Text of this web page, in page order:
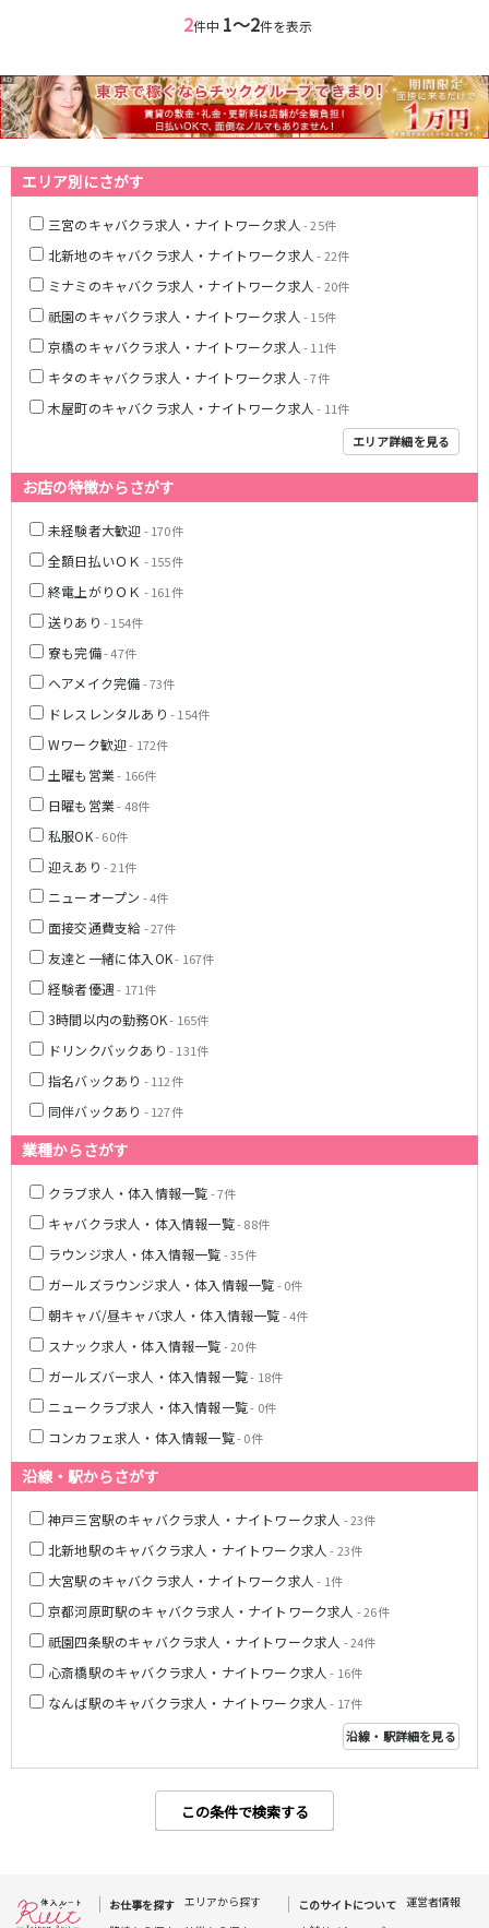
2件中 1〜2件を表示
エリア別にさがす
三宮のキャバクラ求人・ナイトワーク求人 - 25件
北新地のキャバクラ求人・ナイトワーク求人 - 22件
ミナミのキャバクラ求人・ナイトワーク求人 - 20件
祇園のキャバクラ求人・ナイトワーク求人 - 15件
京橋のキャバクラ求人・ナイトワーク求人 - 11件
キタのキャバクラ求人・ナイトワーク求人 - 7件
木屋町のキャバクラ求人・ナイトワーク求人 - 11件
エリア詳細を見る
お店の特徴からさがす
未経験者大歓迎- 170件
全額日払いＯＫ - 155件
終電上がりＯＫ - 161件
送りあり - 154件
寮も完備- 47件
ヘアメイク完備- 73件
ドレスレンタルあり - 154件
Wワーク歓迎- 172件
土曜も営業- 166件
日曜も営業- 48件
私服OK- 60件
迎えあり - 21件
ニューオープン - 4件
面接交通費支給- 27件
友達と一緒に体入OK- 167件
経験者優遇- 171件
3時間以内の勤務OK- 165件
ドリンクバックあり - 131件
指名バックあり - 112件
同伴バックあり - 127件
業種からさがす
クラブ求人・体入情報一覧- 7件
キャバクラ求人・体入情報一覧- 88件
ラウンジ求人・体入情報一覧- 35件
ガールズラウンジ求人・体入情報一覧- 0件
朝キャバ/昼キャバ求人・体入情報一覧- 4件
スナック求人・体入情報一覧- 20件
ガールズバー求人・体入情報一覧- 18件
ニュークラブ求人・体入情報一覧- 0件
コンカフェ求人・体入情報一覧- 0件
沿線・駅からさがす
神戸三宮駅のキャバクラ求人・ナイトワーク求人 - 23件
北新地駅のキャバクラ求人・ナイトワーク求人 - 23件
大宮駅のキャバクラ求人・ナイトワーク求人 - 1件
京都河原町駅のキャバクラ求人・ナイトワーク求人 - 26件
祇園四条駅のキャバクラ求人・ナイトワーク求人 - 24件
心斎橋駅のキャバクラ求人・ナイトワーク求人 - 16件
なんば駅のキャバクラ求人・ナイトワーク求人 - 17件
沿線・駅詳細を見る
この条件で検索する
夙川駅
近鉄大阪線
大和八木駅
布施駅
近鉄八尾駅
南海高野線(りんかんサンライン)
堺東駅 今宮戎駅
Osaka Metro谷町線
東梅田駅
中崎町駅
守口駅
姫路駅
東加古川駅
明石駅
神戸駅
山陽電鉄本線
山陽姫路駅
山陽明石駅
阪急宝塚本線
阪神本線
福島駅
JR山陽本線(姫路～岡山)
姫路駅
JR大阪環状線
大阪駅
天満駅
森ノ宮駅
Osaka Metro堺筋線
日本橋駅
北浜駅
恵美須町駅
近鉄難波線
近鉄日本橋駅 布施駅
Osaka Metro千日前線
なんば駅
日本橋駅
小路駅
Osaka Metro四つ橋線
阪神なんば線
JR関西本線(大和路線)(加茂～ＪＲ難波)
JR紀勢本線(和歌山～和歌山市)
お仕事を探す エリアから探す
このサイトについて
運営者情報